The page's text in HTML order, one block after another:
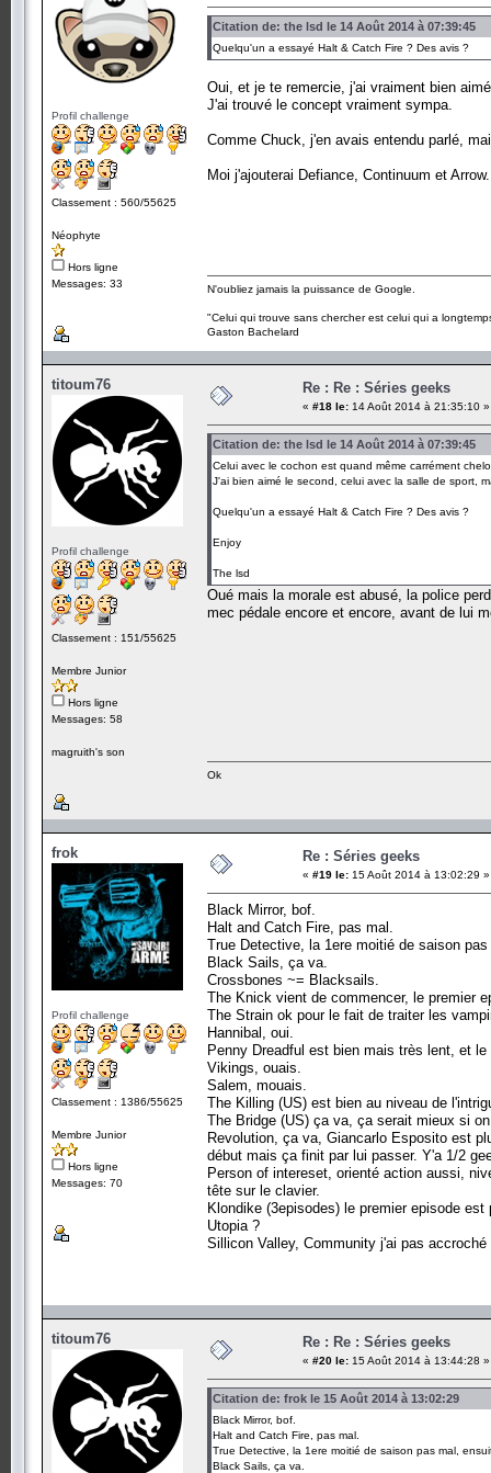
Profil challenge
Classement : 560/55625
Néophyte
Hors ligne
Messages: 33
Citation de: the lsd le 14 Août 2014 à 07:39:45
Quelqu'un a essayé Halt & Catch Fire ? Des avis ?
Oui, et je te remercie, j'ai vraiment bien
J'ai trouvé le concept vraiment sympa.
Comme Chuck, j'en avais entendu parlé,
Moi j'ajouterai Defiance, Continuum et
N'oubliez jamais la puissance de Google.
"Celui qui trouve sans chercher est celui qui a
Gaston Bachelard
titoum76
Profil challenge
Classement : 151/55625
Membre Junior
Hors ligne
Messages: 58
magruith's son
Re : Re : Séries geeks
« #18 le: 14 Août 2014 à 21:35:10 »
Citation de: the lsd le 14 Août 2014 à 07:39:45
Celui avec le cochon est quand même carrément
J'ai bien aimé le second, celui avec la salle de sport,
Quelqu'un a essayé Halt & Catch Fire ? Des avis ?
Enjoy
The lsd
Oué mais la morale est abusé, la police
mec pédale encore et encore, avant de lui
Ok
frok
Profil challenge
Classement : 1386/55625
Membre Junior
Hors ligne
Messages: 70
Re : Séries geeks
« #19 le: 15 Août 2014 à 13:02:29 »
Black Mirror, bof.
Halt and Catch Fire, pas mal.
True Detective, la 1ere moitié de saison
Black Sails, ça va.
Crossbones ~= Blacksails.
The Knick vient de commencer, le premier
The Strain ok pour le fait de traiter les
Hannibal, oui.
Penny Dreadful est bien mais très lent, et
Vikings, ouais.
Salem, mouais.
The Killing (US) est bien au niveau de
The Bridge (US) ça va, ça serait mieux si
Revolution, ça va, Giancarlo Esposito est
début mais ça finit par lui passer. Y'a 1/2
Person of intereset, orienté action aussi,
tête sur le clavier.
Klondike (3episodes) le premier episode est
Utopia ?
Sillicon Valley, Community j'ai pas accroché
titoum76 Re : Re : Séries geeks
« #20 le: 15 Août 2014 à 13:44:28 »
Citation de: frok le 15 Août 2014 à 13:02:29
Black Mirror, bof.
Halt and Catch Fire, pas mal.
True Detective, la 1ere moitié de saison pas mal,
Black Sails, ça va.